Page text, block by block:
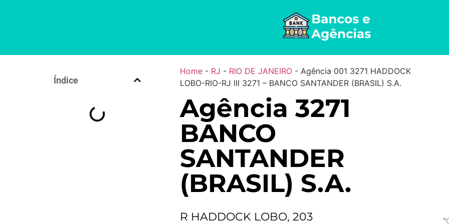
Índice
Home- RJ - RIO DE JANEIRO- Agência 001 3271 HADDOCK
LOBO-RIO-RJ III 3271 – BANCO SANTANDER (BRASIL) S.A.
Agência 3271
BANCO
SANTANDER
(BRASIL) S.A.
R HADDOCK LOBO, 203